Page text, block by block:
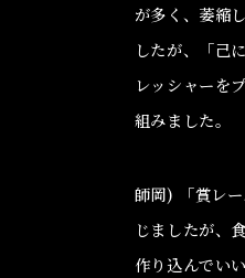
が多く、萎縮
したが、「己
レッシャーを
組みました。
師岡) 「賞レ
じましたが、
作り込んでい